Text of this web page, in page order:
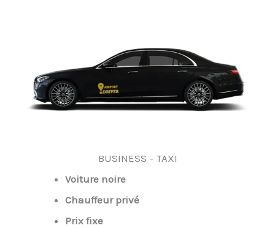
BUSINESS – TAXI
Voiture noire
Chauffeur privé
Prix fixe